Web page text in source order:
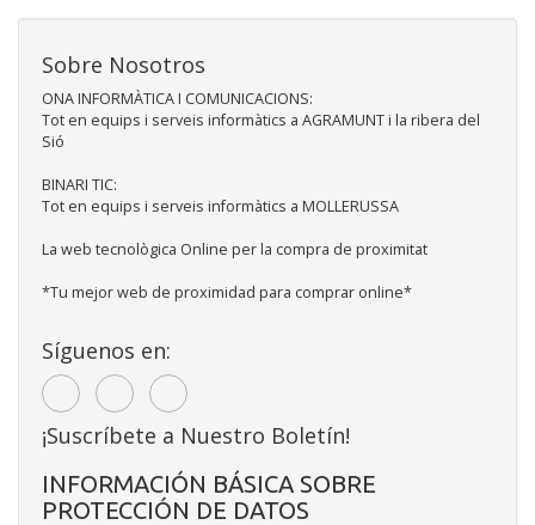
Sobre Nosotros
ONA INFORMÀTICA I COMUNICACIONS:
Tot en equips i serveis informàtics a AGRAMUNT i la ribera del
Sió
BINARI TIC:
Tot en equips i serveis informàtics a MOLLERUSSA
La web tecnològica Online per la compra de proximitat
*Tu mejor web de proximidad para comprar online*
Síguenos en:
¡Suscríbete a Nuestro Boletín!
INFORMACIÓN BÁSICA SOBRE
PROTECCIÓN DE DATOS